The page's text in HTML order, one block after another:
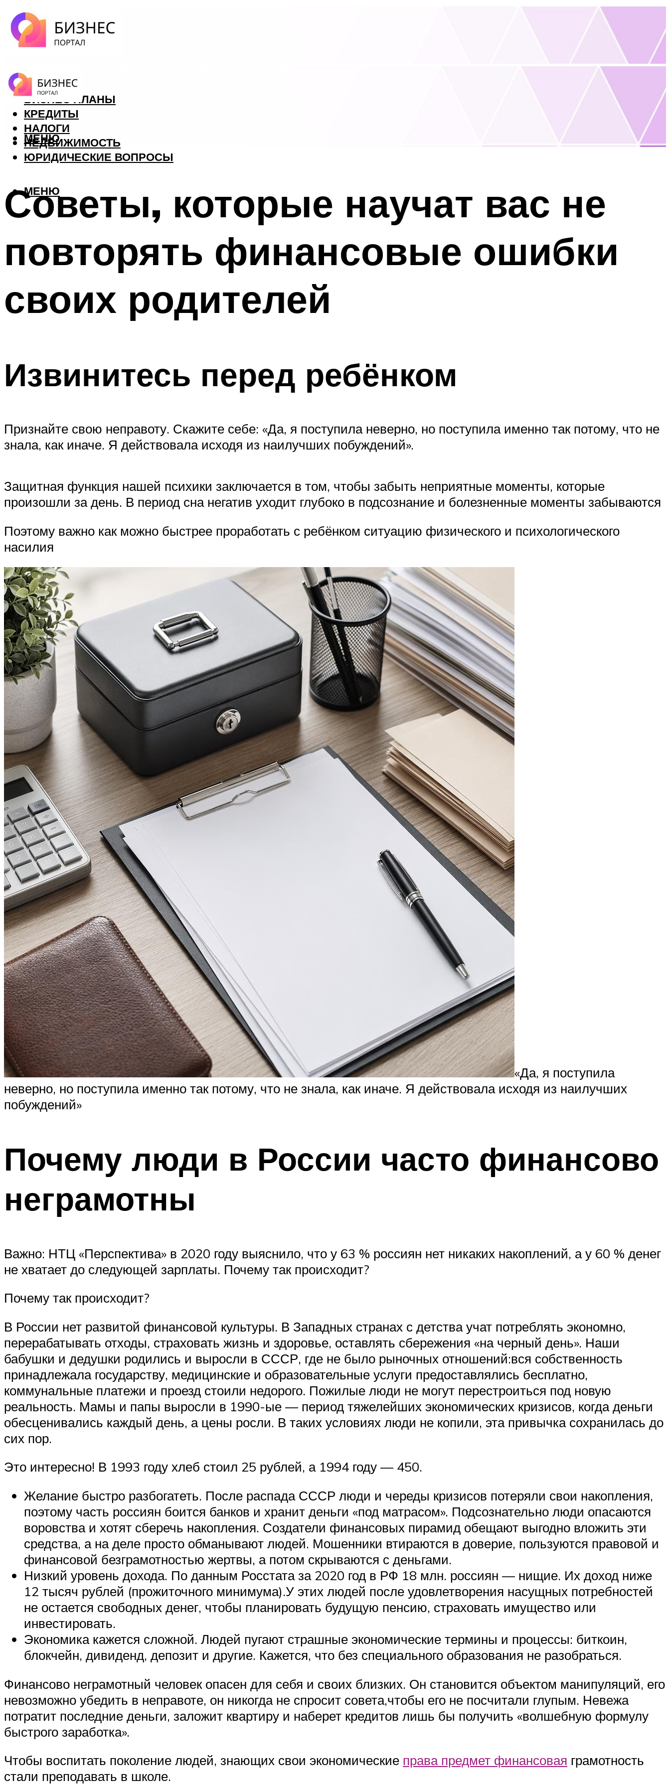
ФОРЕКС
БИЗНЕС ПЛАНЫ
КРЕДИТЫ
НАЛОГИ
НЕДВИЖИМОСТЬ
ЮРИДИЧЕСКИЕ ВОПРОСЫ
МЕНЮ
МЕНЮ
Советы, которые научат вас не
повторять финансовые ошибки
своих родителей
Извинитесь перед ребёнком
Признайте свою неправоту. Скажите себе: «Да, я поступила неверно, но поступила именно так потому, что не
знала, как иначе. Я действовала исходя из наилучших побуждений».
Защитная функция нашей психики заключается в том, чтобы забыть неприятные моменты, которые
произошли за день. В период сна негатив уходит глубоко в подсознание и болезненные моменты забываются
Поэтому важно как можно быстрее проработать с ребёнком ситуацию физического и психологического
насилия
«Да, я поступила
неверно, но поступила именно так потому, что не знала, как иначе. Я действовала исходя из наилучших
побуждений»
Почему люди в России часто финансово
неграмотны
Важно: НТЦ «Перспектива» в 2020 году выяснило, что у 63 % россиян нет никаких накоплений, а у 60 % денег
не хватает до следующей зарплаты. Почему так происходит?
Почему так происходит?
В России нет развитой финансовой культуры. В Западных странах с детства учат потреблять экономно,
перерабатывать отходы, страховать жизнь и здоровье, оставлять сбережения «на черный день». Наши
бабушки и дедушки родились и выросли в СССР, где не было рыночных отношений:вся собственность
принадлежала государству, медицинские и образовательные услуги предоставлялись бесплатно,
коммунальные платежи и проезд стоили недорого. Пожилые люди не могут перестроиться под новую
реальность. Мамы и папы выросли в 1990-ые — период тяжелейших экономических кризисов, когда деньги
обесценивались каждый день, а цены росли. В таких условиях люди не копили, эта привычка сохранилась до
сих пор.
Это интересно! В 1993 году хлеб стоил 25 рублей, а 1994 году — 450.
Желание быстро разбогатеть. После распада СССР люди и череды кризисов потеряли свои накопления,
поэтому часть россиян боится банков и хранит деньги «под матрасом». Подсознательно люди опасаются
воровства и хотят сберечь накопления. Создатели финансовых пирамид обещают выгодно вложить эти
средства, а на деле просто обманывают людей. Мошенники втираются в доверие, пользуются правовой и
финансовой безграмотностью жертвы, а потом скрываются с деньгами.
Низкий уровень дохода. По данным Росстата за 2020 год в РФ 18 млн. россиян — нищие. Их доход ниже
12 тысяч рублей (прожиточного минимума).У этих людей после удовлетворения насущных потребностей
не остается свободных денег, чтобы планировать будущую пенсию, страховать имущество или
инвестировать.
Экономика кажется сложной. Людей пугают страшные экономические термины и процессы: биткоин,
блокчейн, дивиденд, депозит и другие. Кажется, что без специального образования не разобраться.
Финансово неграмотный человек опасен для себя и своих близких. Он становится объектом манипуляций, его
невозможно убедить в неправоте, он никогда не спросит совета,чтобы его не посчитали глупым. Невежа
потратит последние деньги, заложит квартиру и наберет кредитов лишь бы получить «волшебную формулу
быстрого заработка».
Чтобы воспитать поколение людей, знающих свои экономические права предмет финансовая грамотность
стали преподавать в школе.